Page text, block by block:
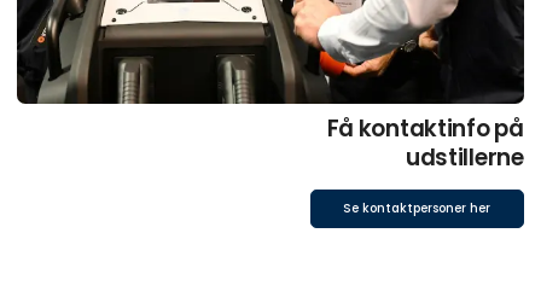
Få kontaktinfo på
udstillerne
Se kontaktpersoner her